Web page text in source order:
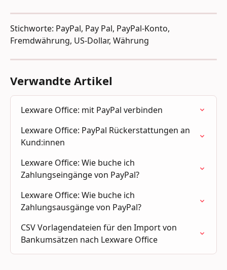
Stichworte: PayPal, Pay Pal, PayPal-Konto,
Fremdwährung, US-Dollar, Währung
Verwandte Artikel
Lexware Office: mit PayPal verbinden
Lexware Office: PayPal Rückerstattungen an
Kund:innen
Lexware Office: Wie buche ich
Zahlungseingänge von PayPal?
Lexware Office: Wie buche ich
Zahlungsausgänge von PayPal?
CSV Vorlagendateien für den Import von
Bankumsätzen nach Lexware Office